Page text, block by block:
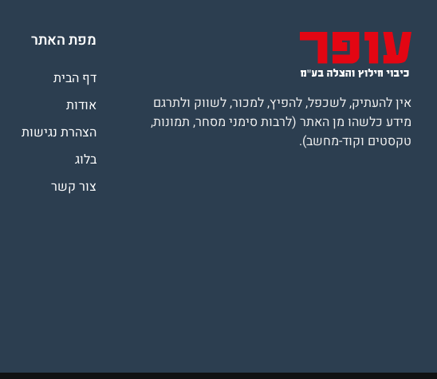
אין להעתיק, לשכפל, להפיץ, למכור, לשווק ולתרגם
מידע כלשהו מן האתר (לרבות סימני מסחר, תמונות,
טקסטים וקוד-מחשב).
מפת האתר
דף הבית
אודות
הצהרת נגישות
בלוג
צור קשר